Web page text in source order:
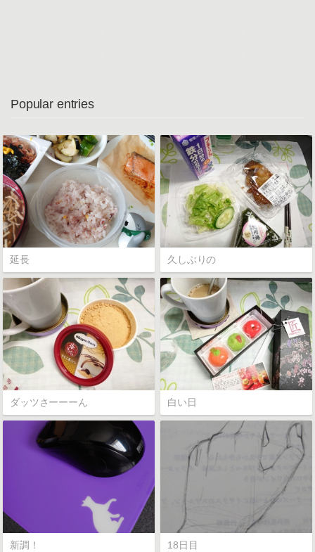
Popular entries
延長 久しぶりの
ダッツさーーーん 白い日
新調！ 18日目